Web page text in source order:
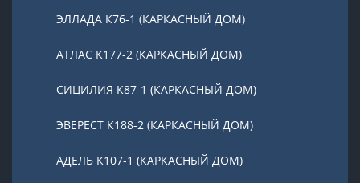
ЭЛЛАДА К76-1 (КАРКАСНЫЙ ДОМ)
АТЛАС К177-2 (КАРКАСНЫЙ ДОМ)
СИЦИЛИЯ К87-1 (КАРКАСНЫЙ ДОМ)
ЭВЕРЕСТ К188-2 (КАРКАСНЫЙ ДОМ)
АДЕЛЬ К107-1 (КАРКАСНЫЙ ДОМ)